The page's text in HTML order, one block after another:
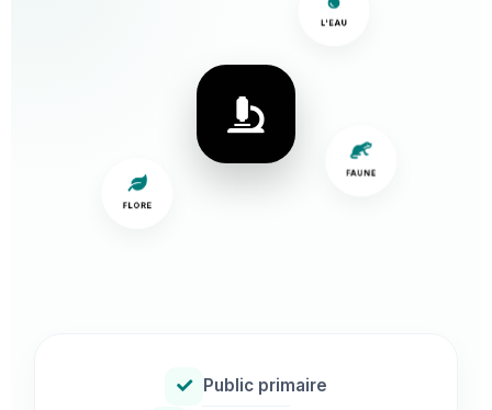
L'EAU
FAUNE
FLORE
Public primaire